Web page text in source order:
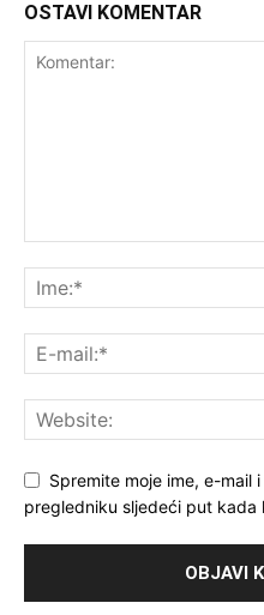
OSTAVI KOMENTAR
Spremite moje ime, e-mail
pregledniku sljedeći put kada